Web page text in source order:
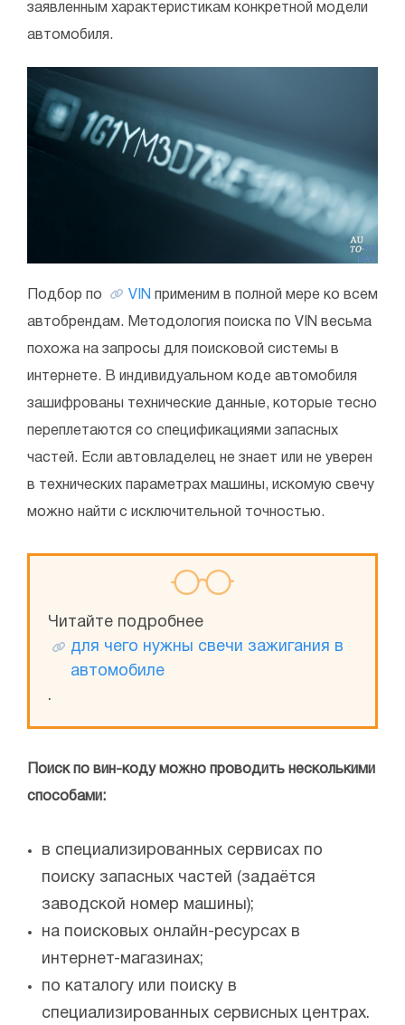
заявленным характеристикам конкретной модели
автомобиля.
Подбор по VIN применим в полной мере ко всем
автобрендам. Методология поиска по VIN весьма
похожа на запросы для поисковой системы в
интернете. В индивидуальном коде автомобиля
зашифрованы технические данные, которые тесно
переплетаются со спецификациями запасных
частей. Если автовладелец не знает или не уверен
в технических параметрах машины, искомую свечу
можно найти с исключительной точностью.
Читайте подробнее
для чего нужны свечи зажигания в
автомобиле
.
Поиск по вин-коду можно проводить несколькими
способами:
в специализированных сервисах по
поиску запасных частей (задаётся
заводской номер машины);
на поисковых онлайн-ресурсах в
интернет-магазинах;
по каталогу или поиску в
специализированных сервисных центрах.